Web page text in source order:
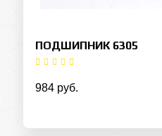
ПОДШИПНИК 6305
984 руб.